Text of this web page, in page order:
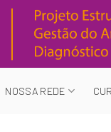
NOSSA REDE